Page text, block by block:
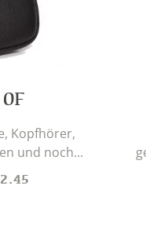
Kopfhörer,
und noch...